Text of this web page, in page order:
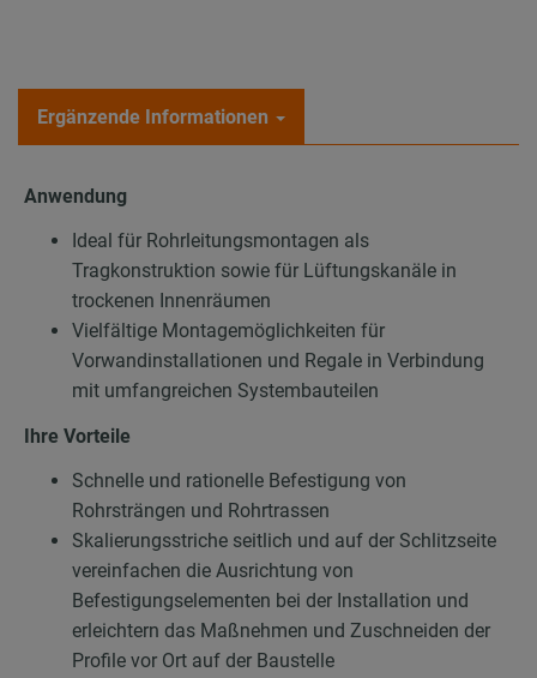
Ergänzende Informationen
Anwendung
Ideal für Rohrleitungsmontagen als
Tragkonstruktion sowie für Lüftungskanäle in
trockenen Innenräumen
Vielfältige Montagemöglichkeiten für
Vorwandinstallationen und Regale in Verbindung
mit umfangreichen Systembauteilen
Ihre Vorteile
Schnelle und rationelle Befestigung von
Rohrsträngen und Rohrtrassen
Skalierungsstriche seitlich und auf der Schlitzseite
vereinfachen die Ausrichtung von
Befestigungselementen bei der Installation und
erleichtern das Maßnehmen und Zuschneiden der
Profile vor Ort auf der Baustelle